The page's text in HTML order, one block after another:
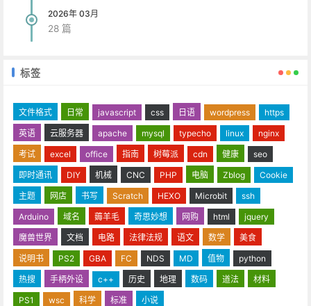
2026年 03月
28 篇
标签
文件格式 日常 javascript css 日语 wordpress
https
英语
云服务器 apache mysql typecho linux
nginx
考试
excel office 指南 树莓派 cdn 健康
seo
即时通讯
DIY 机械 CNC PHP 电脑 Zblog
Cookie
主题
网店 书写 Scratch HEXO Microbit
ssh
Arduino
域名 薅羊毛 奇思妙想 网购 html
jquery
魔兽世界
文档 电路 法律法规 语文 数学
美食
说明书
PS2 GBA FC NDS MD 值物
python
热搜
手柄外设 c++ 历史 地理 数码 道法
材料
PS1
wsc 科学 标准 小说